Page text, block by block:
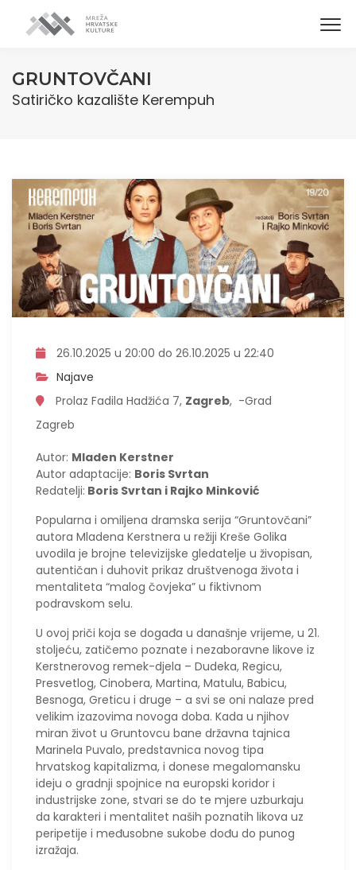
GRUNTOVČANI
Satiričko kazalište Kerempuh
26.10.2025 u 20:00 do 26.10.2025 u 22:40
Najave
Prolaz Fadila Hadžića 7, Zagreb, -Grad
Zagreb
Autor: Mladen Kerstner
Autor adaptacije: Boris Svrtan
Redatelji: Boris Svrtan i Rajko Minković
Popularna i omiljena dramska serija “Gruntovčani”
autora Mladena Kerstnera u režiji Kreše Golika
uvodila je brojne televizijske gledatelje u živopisan,
autentičan i duhovit prikaz društvenoga života i
mentaliteta “malog čovjeka” u fiktivnom
podravskom selu.
U ovoj priči koja se događa u današnje vrijeme, u 21.
stoljeću, zatičemo poznate i nezaboravne likove iz
Kerstnerovog remek-djela – Dudeka, Regicu,
Presvetlog, Cinobera, Martina, Matulu, Babicu,
Besnoga, Greticu i druge – a svi se oni nalaze pred
velikim izazovima novoga doba. Kada u njihov
miran život u Gruntovcu bane državna tajnica
Marinela Puvalo, predstavnica novog tipa
hrvatskog kapitalizma, i donese megalomansku
ideju o gradnji spojnice na europski koridor i
industrijske zone, stvari se do te mjere uzburkaju
da karakteri i mentalitet naših poznatih likova uz
peripetije i međusobne sukobe dođu do punog
izražaja.